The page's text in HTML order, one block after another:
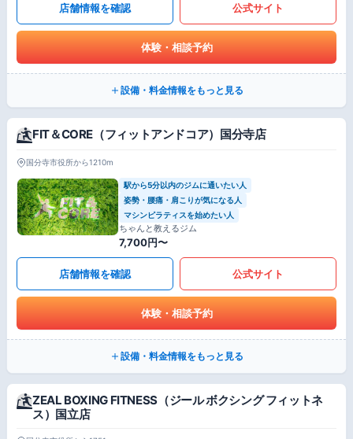
店舗情報を確認 公式サイト
体験・相談予約
設備・料金情報をもっと見る
FIT＆CORE（フィットアンドコア）国分寺店
国分寺市役所から1210m
駅から5分以内のジムに通いたい人
姿勢・腰痛・肩こりが気になる人
マシンピラティスを始めたい人
ちゃんと教えるジム
7,700円〜
店舗情報を確認 公式サイト
体験・相談予約
設備・料金情報をもっと見る
ZEAL BOXING FITNESS（ジール ボクシング フィットネ
ス）国立店